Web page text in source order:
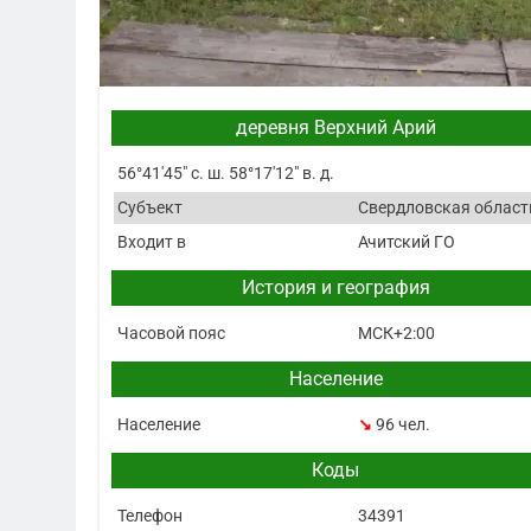
деревня Верхний Арий
56°41′45″ с. ш. 58°17′12″ в. д.
Субъект
Свердловская
Входит в
Ачитский ГО
История и география
Часовой пояс МСК+2:00
Население
Население ↘ 96 чел.
Коды
Телефон 34391